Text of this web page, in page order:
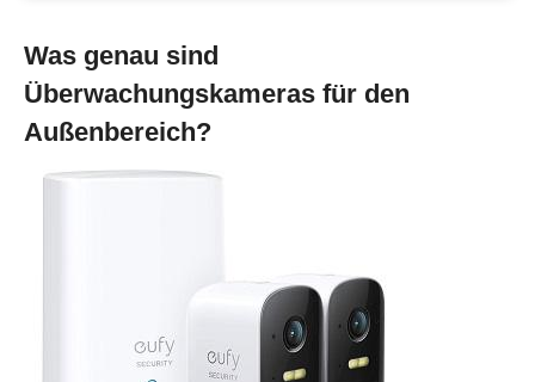
Was genau sind
Überwachungskameras für den
Außenbereich?